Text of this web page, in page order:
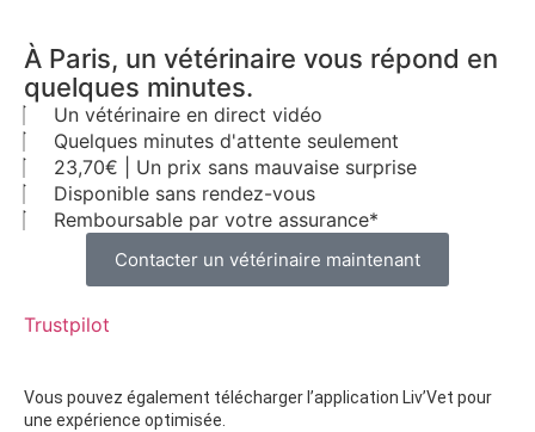
À Paris, un vétérinaire vous répond en
quelques minutes.
Un vétérinaire en direct vidéo
Quelques minutes d'attente seulement
23,70€ | Un prix sans mauvaise surprise
Disponible sans rendez-vous
Remboursable par votre assurance*
Contacter un vétérinaire maintenant
Trustpilot
Vous pouvez également télécharger l’application Liv’Vet pour
une expérience optimisée.